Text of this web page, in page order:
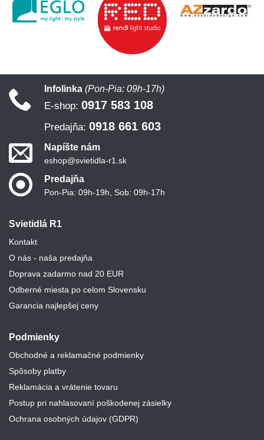
Svietidlá R1
Kontakt
O nás - naša predajňa
Doprava zadarmo nad 20 EUR
Odberné miesta po celom Slovensku
Garancia najlepšej ceny
Podmienky
Obchodné a reklamačné podmienky
Spôsoby platby
Reklamácia a vrátenie tovaru
Postup pri nahlasovaní poškodenej zásielky
Ochrana osobných údajov (GDPR)
Infolinka (Pon-Pia: 09h-17h)
E-shop: 0917 583 108
Predajňa: 0918 661 603
Napíšte nám
eshop@svietidla-r1.sk
Predajňa
Pon-Pia: 09h-19h, Sob: 09h-17h